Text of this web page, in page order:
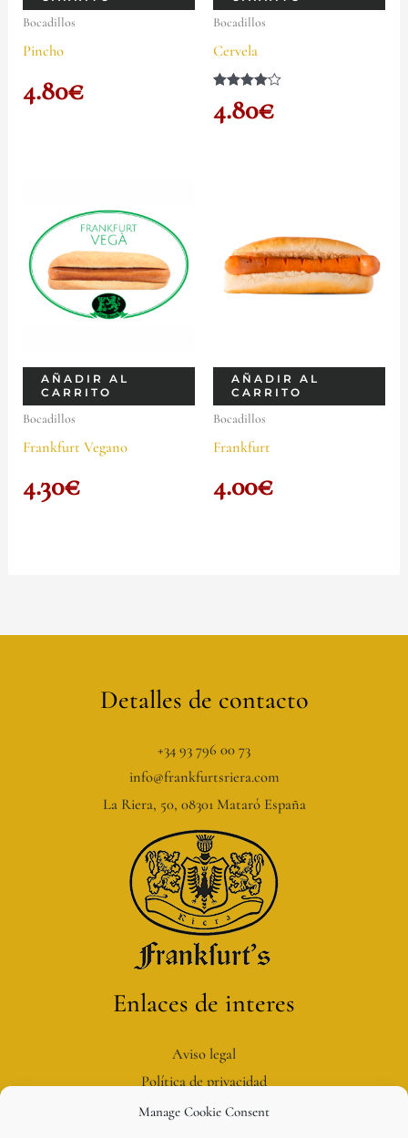
Manage Cookie Consent
Bocadillos
Pincho
4.80€
Bocadillos
Cervela
con
4.00
4.80€
AÑADIR AL
CARRITO
Bocadillos
Frankfurt Vegano
4.30€
AÑADIR AL
CARRITO
Bocadillos
Frankfurt
4.00€
Detalles de contacto
+34 93 796 00 73
info@frankfurtsriera.com
La Riera, 50, 08301 Mataró España
Enlaces de interes
Aviso legal
Política de privacidad
Política de cookies